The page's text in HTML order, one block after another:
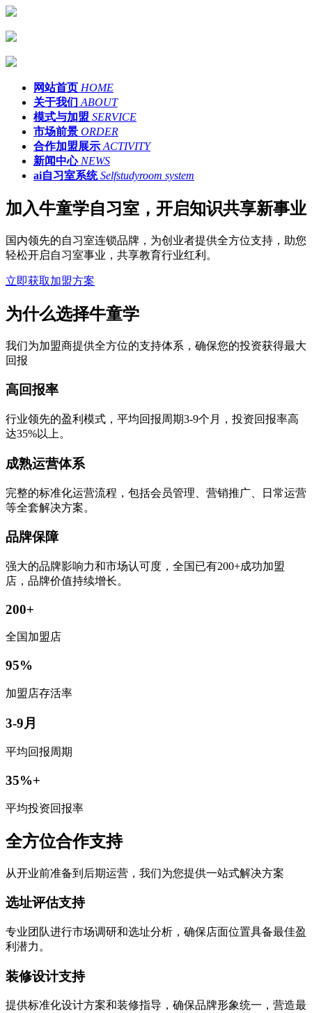
网站首页 HOME
关于我们 ABOUT
模式与加盟 SERVICE
市场前景 ORDER
合作加盟展示 ACTIVITY
新闻中心 NEWS
ai自习室系统 Selfstudyroom system
加入牛童学自习室，开启知识共享新事业
国内领先的自习室连锁品牌，为创业者提供全方位支持，助您
轻松开启自习室事业，共享教育行业红利。
立即获取加盟方案
为什么选择牛童学
我们为加盟商提供全方位的支持体系，确保您的投资获得最大
回报
高回报率
行业领先的盈利模式，平均回报周期3-9个月，投资回报率高
达35%以上。
成熟运营体系
完整的标准化运营流程，包括会员管理、营销推广、日常运营
等全套解决方案。
品牌保障
强大的品牌影响力和市场认可度，全国已有200+成功加盟
店，品牌价值持续增长。
200+
全国加盟店
95%
加盟店存活率
3-9月
平均回报周期
35%+
平均投资回报率
全方位合作支持
从开业前准备到后期运营，我们为您提供一站式解决方案
选址评估支持
专业团队进行市场调研和选址分析，确保店面位置具备最佳盈
利潜力。
装修设计支持
提供标准化设计方案和装修指导，确保品牌形象统一，营造最